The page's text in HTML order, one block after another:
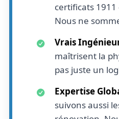
certificats
Nous ne
Vrais
maîtrisent la
pas juste un
Expertise
suivons aussi